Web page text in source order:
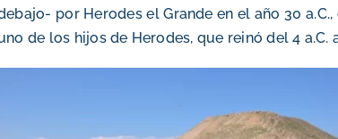
por Herodes el Grande en el año 30
de los hijos de Herodes, que reinó del 4 a.C.